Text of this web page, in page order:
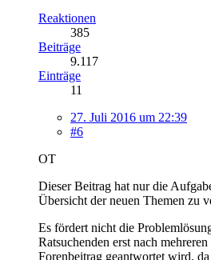
Reaktionen
385
Beiträge
9.117
Einträge
11
27. Juli 2016 um 22:39
#6
OT
Dieser Beitrag hat nur die
Übersicht der neuen Themen zu
Es fördert nicht die
Ratsuchenden erst nach
Forenbeitrag geantwortet wird,